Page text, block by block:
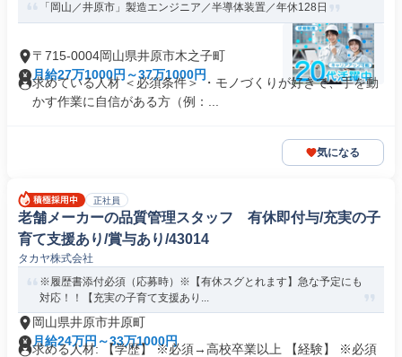
「岡山／井原市」製造エンジニア／半導体装置／年休128日
〒715-0004岡山県井原市木之子町
月給27万1000円～37万1000円
求めている人材 ＜必須条件＞ ・モノづくりが好きで、手を動
かす作業に自信がある方（例：...
気になる
正社員
老舗メーカーの品質管理スタッフ 有休即付与/充実の子
育て支援あり/賞与あり/43014
タカヤ株式会社
※履歴書添付必須（応募時）※【有休スグとれます】急な予定にも
対応！！【充実の子育て支援あり...
岡山県井原市井原町
月給24万円～33万1000円
求める人材: 【学歴】 ※必須→高校卒業以上 【経験】 ※必須